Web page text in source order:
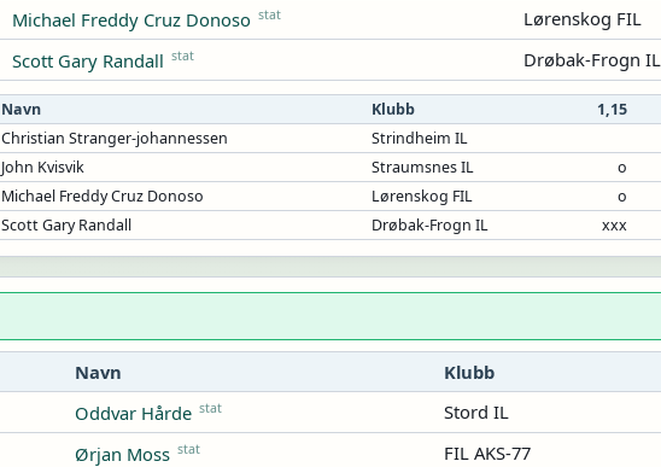
Michael Freddy Cruz Donoso stat Lørenskog FIL
Scott Gary Randall stat Drøbak-Frogn IL
Navn Klubb 1,15
Christian Stranger-johannessen Strindheim IL
John Kvisvik Straumsnes IL o
Michael Freddy Cruz Donoso Lørenskog FIL o
Scott Gary Randall Drøbak-Frogn IL xxx
Navn Klubb
Oddvar Hårde stat Stord IL
Ørjan Moss stat FIL AKS-77